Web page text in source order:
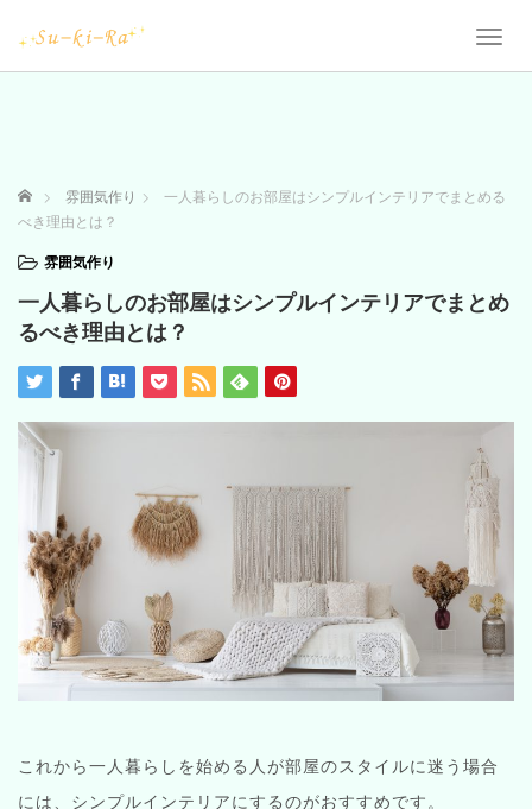
T
a
a
ホーム 雰囲気作り
一人暮らしのお部屋はシンプルインテリアでまとめる
べき理由とは？
雰囲気作り
一人暮らしのお部屋はシンプルインテリアでまとめ
るべき理由とは？
これから一人暮らしを始める人が部屋のスタイルに迷う場合
には、シンプルインテリアにするのがおすすめです。